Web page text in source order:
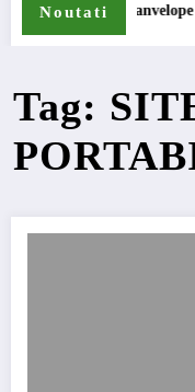
Noutati
gama de anvelope
Tag: